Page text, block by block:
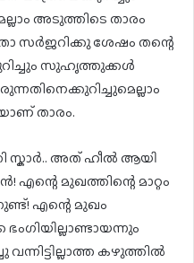
അടുത്തിടെ താരം
സർജറിക്കു ശേഷം തന്റെ
സുഹൃത്തുക്കൾ
താരം.
സ്കാർ.. അത് ഹീൽ ആയി
മുഖത്തിന്റെ മാറ്റം
എന്റെ മുഖം
കഴുത്തിൽ